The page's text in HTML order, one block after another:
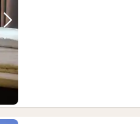
Volgende foto